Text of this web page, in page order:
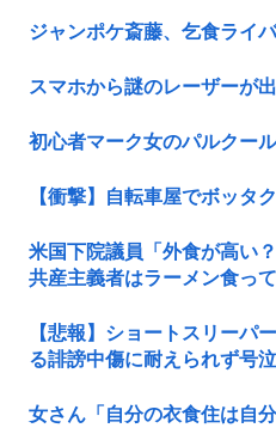
ジャンポケ斎藤、乞食ライ
スマホから謎のレーザーが
初心者マーク女のパルクー
【衝撃】自転車屋でボッタ
米国下院議員「外食が高い
共産主義者はラーメン食っ
【悲報】ショートスリーパ
る誹謗中傷に耐えられず号
女さん「自分の衣食住は自